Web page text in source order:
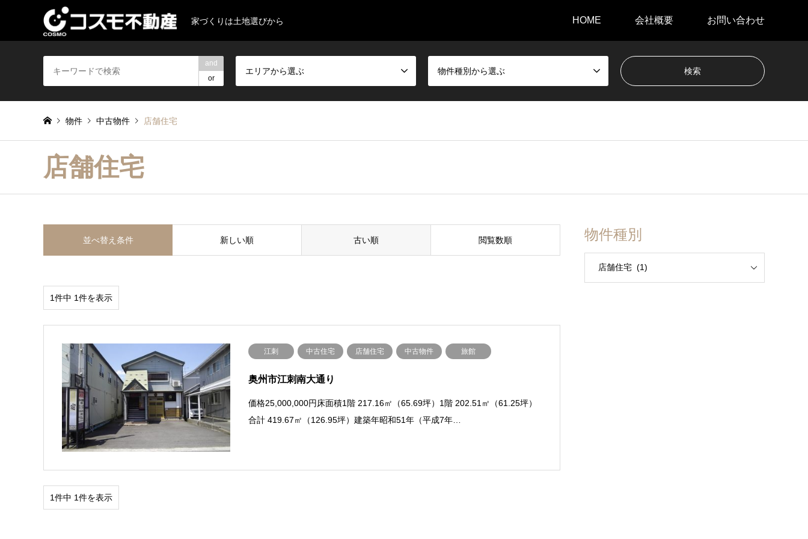
家づくりは土地選びから HOME 会社概要 お問い合わせ
and
or
エリアから選ぶ 物件種別から選ぶ
物件 中古物件 店舗住宅
店舗住宅
並べ替え条件 新しい順 古い順 閲覧数順
1件中 1件を表示
江刺 中古住宅 店舗住宅 中古物件 旅館
奥州市江刺南大通り
価格25,000,000円床面積1階 217.16㎡（65.69坪）1階 202.51㎡（61.25坪）
合計 419.67㎡（126.95坪）建築年昭和51年（平成7年…
1件中 1件を表示
物件種別